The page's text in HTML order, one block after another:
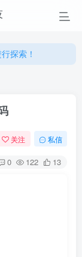
探索！
探索！
关注 私信
0 122 13